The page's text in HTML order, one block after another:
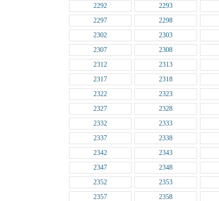
2292
2293
2297
2298
2302
2303
2307
2308
2312
2313
2317
2318
2322
2323
2327
2328
2332
2333
2337
2338
2342
2343
2347
2348
2352
2353
2357
2358